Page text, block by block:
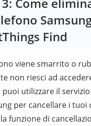
3: Come
Find
viene smarrito o
non riesci ad
utilizzare il
per cancellare i
funzione di